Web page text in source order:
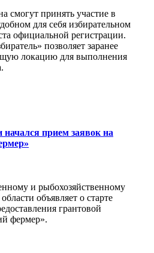
смогут принять участие в
для себя избирательном
официальной регистрации.
позволяет заранее
локацию для выполнения
прием заявок на
и рыбохозяйственному
объявляет о старте
грантовой
фермер».